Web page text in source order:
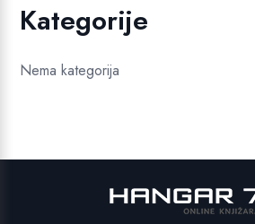
Kategorije
Nema kategorija